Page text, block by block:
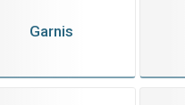
Garnis